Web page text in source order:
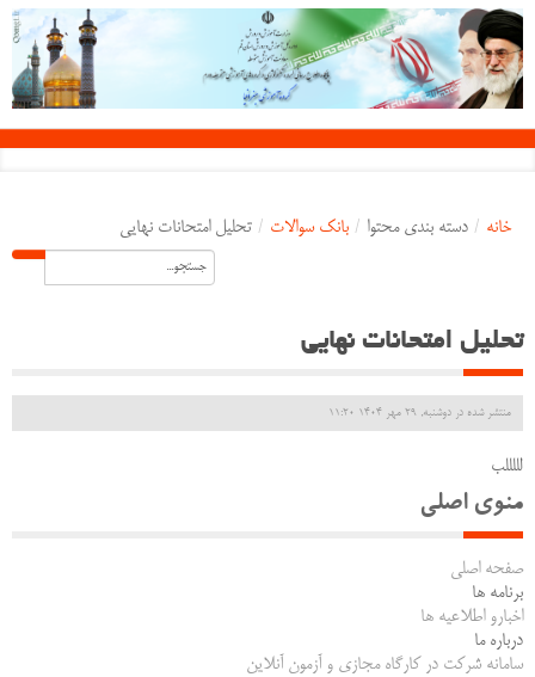
خانه / دسته بندی محتوا / بانک سوالات / تحلیل امتحانات نهایی
تحلیل امتحانات نهایی
منتشر شده در دوشنبه, 29 مهر 1404 11:20
لللللب
منوی اصلی
صفحه اصلی
برنامه ها
اخبارو اطلاعیه ها
درباره ما
سامانه شرکت در کارگاه مجازی و آزمون آنلاین